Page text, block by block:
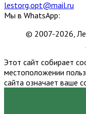
lestorg.opt@mail.ru
Мы в WhatsApp:
© 2007-2026,
Этот сайт собирает
местоположении
сайта означает ваше